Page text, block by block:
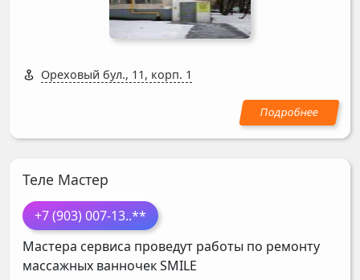
Ореховый бул., 11, корп. 1
Теле Мастер
+7 (903) 007-13..**
Мастера сервиса проведут работы по ремонту
массажных ванночекSMILE